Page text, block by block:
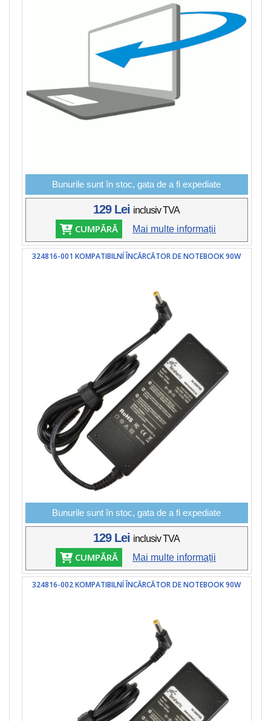
Bunurile sunt în stoc, gata de a fi expediate
129 Lei inclusiv TVA
CUMPĂRĂ Mai multe informații
324816-001 KOMPATIBILNÍ ÎNCĂRCĂTOR DE NOTEBOOK 90W
Bunurile sunt în stoc, gata de a fi expediate
129 Lei inclusiv TVA
CUMPĂRĂ Mai multe informații
324816-002 KOMPATIBILNÍ ÎNCĂRCĂTOR DE NOTEBOOK 90W